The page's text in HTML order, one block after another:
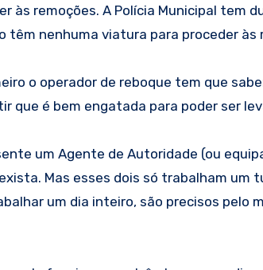
às remoções. A Polícia Municipal tem
têm nenhuma viatura para proceder às
o operador de reboque tem que
que é bem engatada para poder ser
um Agente de Autoridade (ou
Mas esses dois só trabalham
um dia inteiro, são precisos pelo